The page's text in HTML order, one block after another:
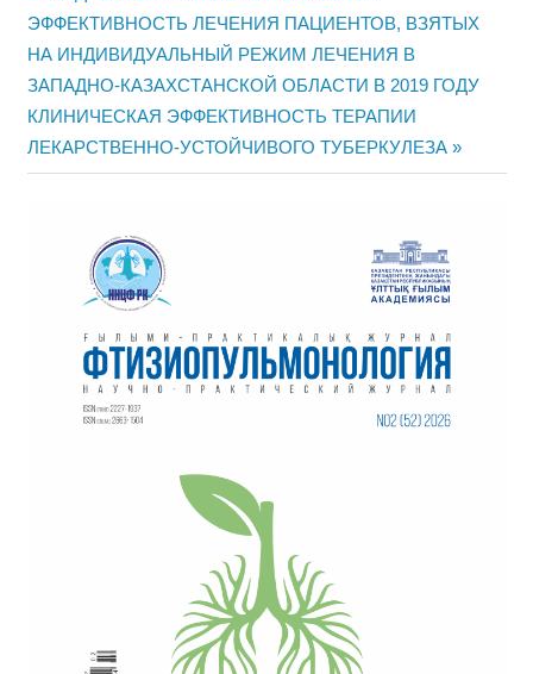
навигациясы
ЭФФЕКТИВНОСТЬ ЛЕЧЕНИЯ ПАЦИЕНТОВ, ВЗЯТЫХ
НА ИНДИВИДУАЛЬНЫЙ РЕЖИМ ЛЕЧЕНИЯ В
ЗАПАДНО-КАЗАХСТАНСКОЙ ОБЛАСТИ В 2019 ГОДУ
Next
Post:
КЛИНИЧЕСКАЯ ЭФФЕКТИВНОСТЬ ТЕРАПИИ
ЛЕКАРСТВЕННО-УСТОЙЧИВОГО ТУБЕРКУЛЕЗА